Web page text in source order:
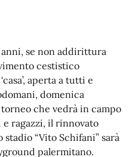
se non addirittura
cestistico
aperta a tutti e
domenica
che vedrà in campo
ragazzi, il rinnovato
“Vito Schifani” sarà
palermitano.